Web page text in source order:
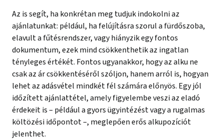
Az is segít, ha konkrétan meg tudjuk indokolni az
ajánlatunkat: például, ha felújításra szorul a fürdőszoba,
elavult a fűtésrendszer, vagy hiányzik egy fontos
dokumentum, ezek mind csökkenthetik az ingatlan
tényleges értékét. Fontos ugyanakkor, hogy az alku ne
csak az ár csökkentéséről szóljon, hanem arról is, hogyan
lehet az adásvétel mindkét fél számára előnyös. Egy jól
időzített ajánlattétel, amely figyelembe veszi az eladó
érdekeit is – például a gyors ügyintézést vagy a rugalmas
költözési időpontot –, meglepően erős alkupozíciót
jelenthet.